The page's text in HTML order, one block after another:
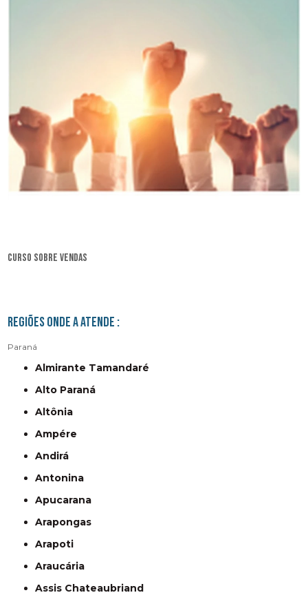
curso sobre vendas
Regiões onde a atende :
Paraná
Almirante Tamandaré
Alto Paraná
Altônia
Ampére
Andirá
Antonina
Apucarana
Arapongas
Arapoti
Araucária
Assis Chateaubriand